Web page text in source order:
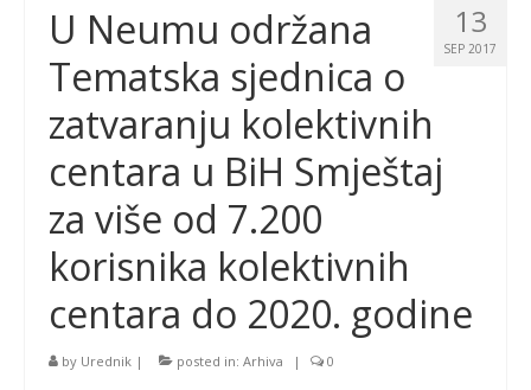
13
SEP 2017
U Neumu održana
Tematska sjednica o
zatvaranju kolektivnih
centara u BiH Smještaj
za više od 7.200
korisnika kolektivnih
centara do 2020. godine
by Urednik | posted in: Arhiva | 0